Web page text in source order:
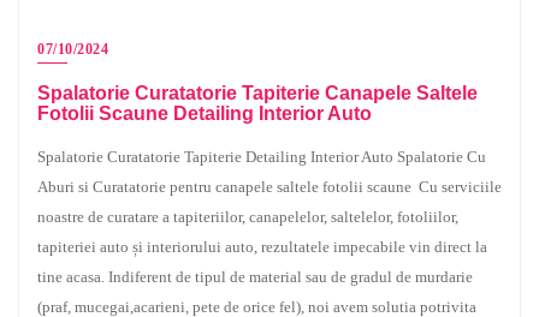
07/10/2024
Spalatorie Curatatorie Tapiterie Canapele Saltele
Fotolii Scaune Detailing Interior Auto
Spalatorie Curatatorie Tapiterie Detailing Interior Auto Spalatorie Cu
Aburi si Curatatorie pentru canapele saltele fotolii scaune Cu serviciile
noastre de curatare a tapiteriilor, canapelelor, saltelelor, fotoliilor,
tapiteriei auto și interiorului auto, rezultatele impecabile vin direct la
tine acasa. Indiferent de tipul de material sau de gradul de murdarie
(praf, mucegai,acarieni, pete de orice fel), noi avem solutia potrivita